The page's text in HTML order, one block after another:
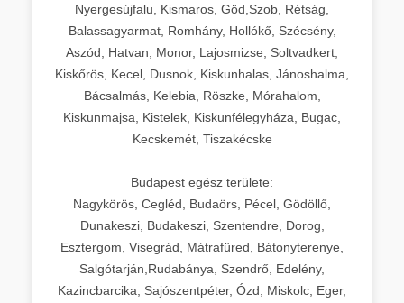
Nyergesújfalu, Kismaros, Göd,Szob, Rétság,
Balassagyarmat, Romhány, Hollókő, Szécsény,
Aszód, Hatvan, Monor, Lajosmizse, Soltvadkert,
Kiskőrös, Kecel, Dusnok, Kiskunhalas, Jánoshalma,
Bácsalmás, Kelebia, Röszke, Mórahalom,
Kiskunmajsa, Kistelek, Kiskunfélegyháza, Bugac,
Kecskemét, Tiszakécske
Budapest egész területe:
Nagykörös, Cegléd, Budaörs, Pécel, Gödöllő,
Dunakeszi, Budakeszi, Szentendre, Dorog,
Esztergom, Visegrád, Mátrafüred, Bátonyterenye,
Salgótarján,Rudabánya, Szendrő, Edelény,
Kazincbarcika, Sajószentpéter, Ózd, Miskolc, Eger,